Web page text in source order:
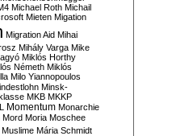
Michael Roth Michail
Mieten Migation
Migration Aid Mihai
Mihály Varga Mike
Miklós Horthy
Németh Miklós
Milo Yiannopoulos
Minsk-
MKB MKKP
Momentum Monarchie
Mord Moria Moschee
Muslime Mária Schmidt